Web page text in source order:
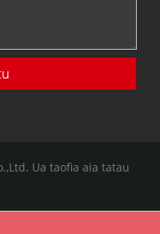
Ua taofia aia tatau